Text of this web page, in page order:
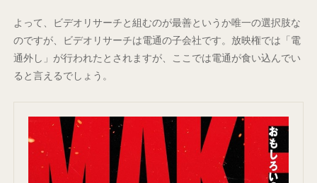
よって、ビデオリサーチと組むのが最善というか唯一の選択肢な
のですが、ビデオリサーチは電通の子会社です。放映権では「電
通外し」が行われたとされますが、ここでは電通が食い込んでい
ると言えるでしょう。